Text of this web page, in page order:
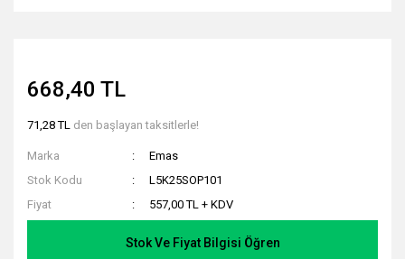
668,40 TL
71,28 TL den başlayan taksitlerle!
Marka
Emas
Stok Kodu
L5K25SOP101
Fiyat
557,00 TL + KDV
Stok Ve Fiyat Bilgisi Öğren